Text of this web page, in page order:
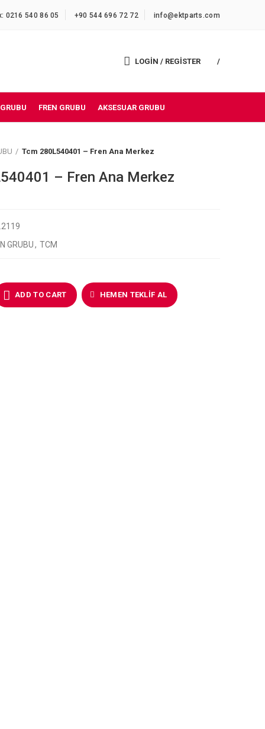
0216 540 86 05 +90 544 696 72 72 info@ektparts.com
LOGIN / REGISTER /
FREN GRUBU AKSESUAR GRUBU
Tcm 280L540401 – Fren Ana Merkez
– Fren Ana Merkez
GRUBU, TCM
ADD TO CART HEMEN TEKLIF AL